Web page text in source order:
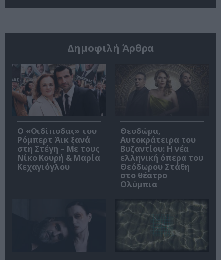
Δημοφιλή Άρθρα
O «Οιδίποδας» του
Ρόμπερτ Άικ ξανά
στη Στέγη – Με τους
Νίκο Κουρή & Μαρία
Κεχαγιόγλου
Θεοδώρα,
Αυτοκράτειρα του
Βυζαντίου: Η νέα
ελληνική όπερα του
Θεόδωρου Στάθη
στο θέατρο
Ολύμπια